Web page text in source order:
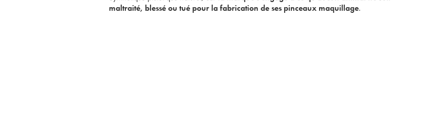
maltraité, blessé ou tué pour la fabrication de ses pinceaux maquillage.